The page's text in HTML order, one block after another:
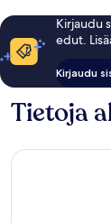
Kirjaudu
edut.
Kirjaudu
Tietoja